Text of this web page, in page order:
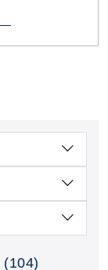
(104)